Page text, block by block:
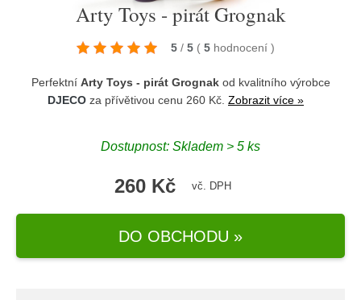
Arty Toys - pirát Grognak
5 / 5 ( 5 hodnocení )
Perfektní Arty Toys - pirát Grognakod kvalitního výrobce
DJECO za přívětivou cenu 260 Kč. Zobrazit více »
Dostupnost: Skladem > 5 ks
260 Kč vč. DPH
DO OBCHODU »